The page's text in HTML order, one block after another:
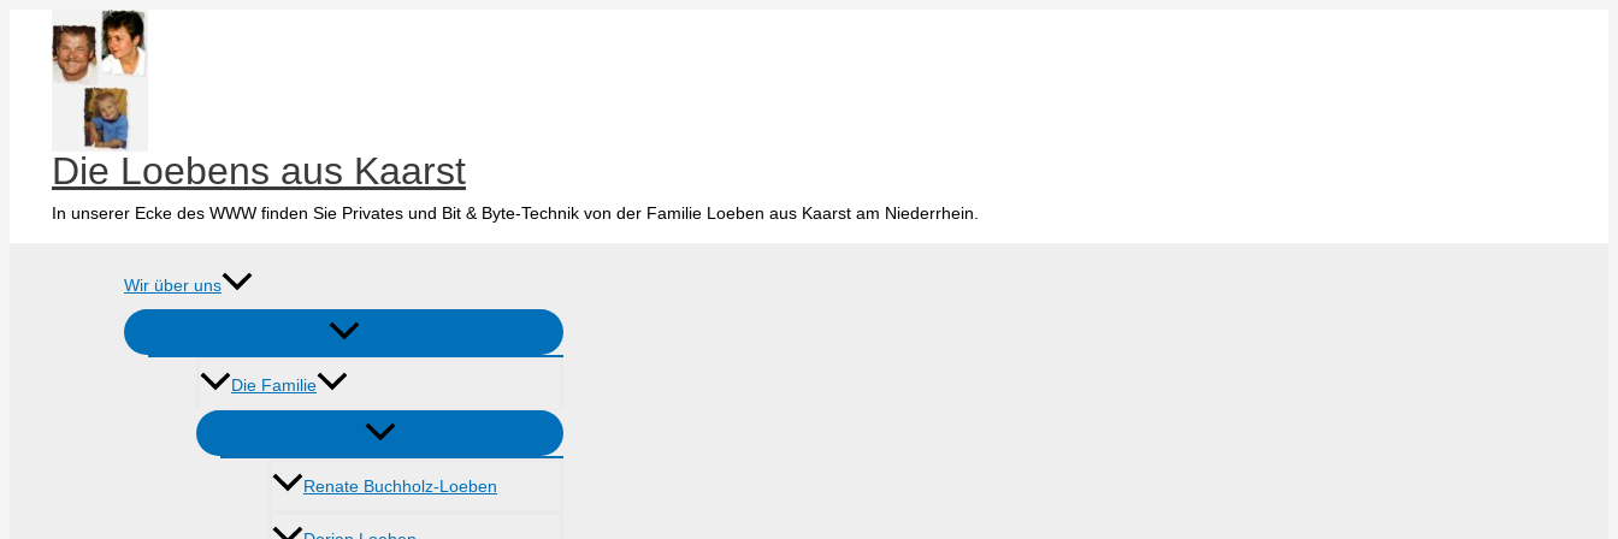
springen
Die Loebens aus Kaarst
In unserer Ecke des WWW finden Sie Privates und Bit & Byte-Technik von der Familie Loeben aus Kaarst am Niederrhein.
Wir über uns
Die Familie
Renate Buchholz-Loeben